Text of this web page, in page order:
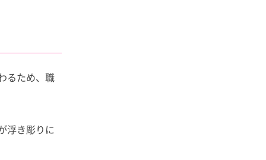
るため、職
浮き彫りに